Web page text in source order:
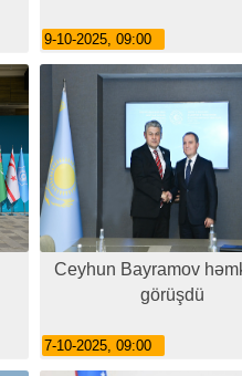
9-10-2025, 09:00
Ceyhun Bayramov
görüşdü
7-10-2025, 09:00